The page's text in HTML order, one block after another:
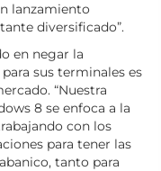
lanzamiento
diversificado”.
en negar la
sus terminales es
“Nuestra
8 se enfoca a la
con los
para tener las
tanto para